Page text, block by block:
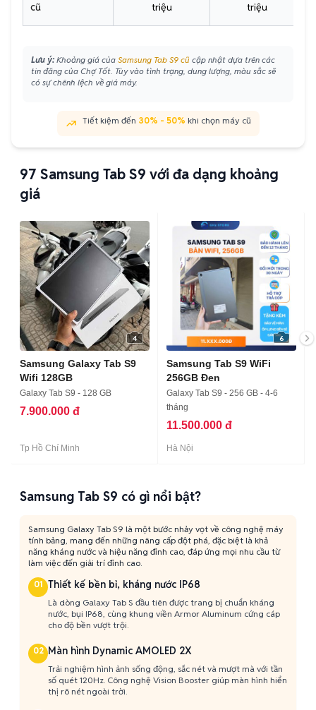
cũ
triệu
triệu
Lưu ý: Khoảng giá của Samsung Tab S9 cũ cập nhật dựa trên các
tin đăng của Chợ Tốt. Tùy vào tình trạng, dung lượng, màu sắc sẽ
có sự chênh lệch về giá máy.
Tiết kiệm đến 30% - 50% khi chọn máy cũ
97 Samsung Tab S9 với đa dạng khoảng
giá
4
Samsung Galaxy Tab S9
Wifi 128GB
Galaxy Tab S9 - 128 GB
7.900.000 đ
Tp Hồ Chí Minh
6
Samsung Tab S9 WiFi
256GB Đen
Galaxy Tab S9 - 256 GB - 4-6
tháng
11.500.000 đ
Hà Nội
Samsung Tab S9 có gì nổi bật?
Samsung Galaxy Tab S9 là một bước nhảy vọt về công nghệ máy
tính bảng, mang đến những nâng cấp đột phá, đặc biệt là khả
năng kháng nước và hiệu năng đỉnh cao, đáp ứng mọi nhu cầu từ
làm việc đến giải trí đỉnh cao.
01 Thiết kế bền bỉ, kháng nước IP68
Là dòng Galaxy Tab S đầu tiên được trang bị chuẩn kháng
nước, bụi IP68, cùng khung viền Armor Aluminum cứng cáp
cho độ bền vượt trội.
02 Màn hình Dynamic AMOLED 2X
Trải nghiệm hình ảnh sống động, sắc nét và mượt mà với tần
số quét 120Hz. Công nghệ Vision Booster giúp màn hình hiển
thị rõ nét ngoài trời.